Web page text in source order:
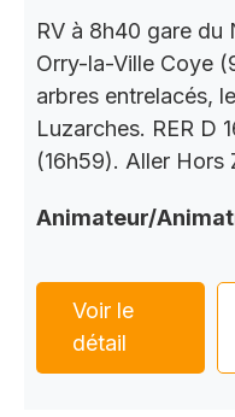
RV à 8h40 gare du
Orry-la-Ville Coye
arbres entrelacés,
Luzarches. RER D
(16h59). Aller Hors
Animateur/
Voir le
détail